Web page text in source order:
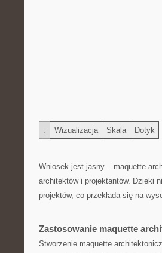
: Wizualizacja Skala Dotyk
Wniosek⁤ jest​ jasny – maquette
architektów i ⁤projektantów. ‌Dzięki⁢
projektów, co przekłada się na
Zastosowanie maquette
Stworzenie ‍maquette